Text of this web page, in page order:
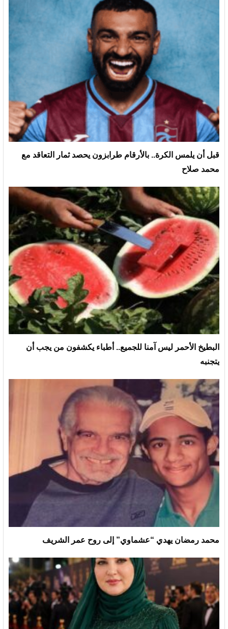
قبل أن يلمس الكرة.. بالأرقام طرابزون يحصد ثمار التعاقد مع
محمد صلاح
البطيخ الأحمر ليس آمنا للجميع.. أطباء يكشفون من يجب أن
يتجنبه
محمد رمضان يهدي “عشماوي” إلى روح عمر الشريف